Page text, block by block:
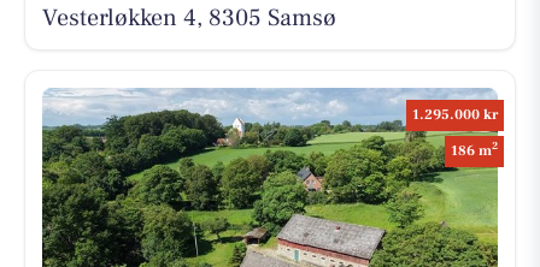
Vesterløkken 4, 8305 Samsø
1.295.000 kr
186 m2